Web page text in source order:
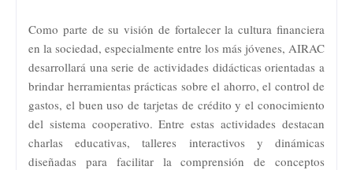
Como parte de su visión de fortalecer la cultura financiera
en la sociedad, especialmente entre los más jóvenes, AIRAC
desarrollará una serie de actividades didácticas orientadas a
brindar herramientas prácticas sobre el ahorro, el control de
gastos, el buen uso de tarjetas de crédito y el conocimiento
del sistema cooperativo. Entre estas actividades destacan
charlas educativas, talleres interactivos y dinámicas
diseñadas para facilitar la comprensión de conceptos